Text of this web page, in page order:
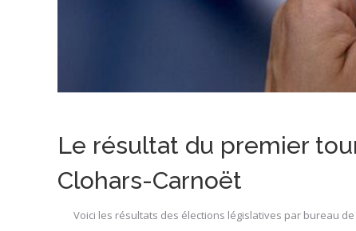
Le résultat du premier
Clohars-Carnoët
Voici les résultats des élections législatives par bureau